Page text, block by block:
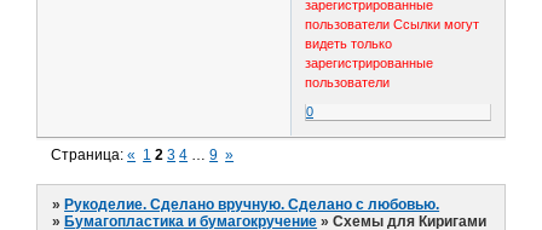
зарегистрированные
пользователи Ссылки могут
видеть только
зарегистрированные
пользователи
0
Страница:« 1 2 3 4 9 »
» Рукоделие. Сделано вручную. Сделано с любовью.
» Бумагопластика и бумагокручение »Схемы для Киригами